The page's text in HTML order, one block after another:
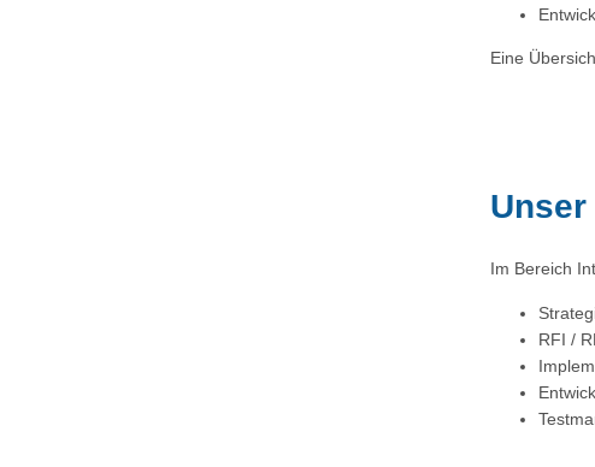
Eine
Im Bereich
RFI /